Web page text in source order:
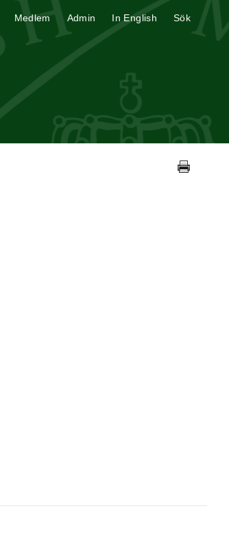
Medlem Admin In English Sök